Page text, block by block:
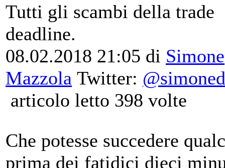
Tutti gli scambi della trade
deadline.
08.02.2018 21:05 di Simone
Mazzola Twitter:
articolo letto 398 volte
Che potesse succedere
prima dei fatidici dieci